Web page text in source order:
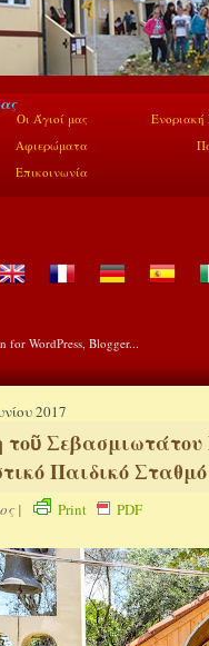
Οι Άγιοί μας Ενοριακή
Αφιερώματα
Επικοινωνία
2017
τοῦ
Παιδικό
| Print PDF